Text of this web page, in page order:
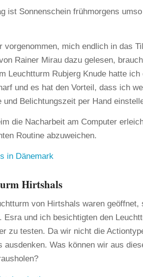
ist Sonnenschein frühmorgens
vorgenommen, mich endlich in das
Rainer Mirau dazu gelesen,
Leuchtturm Rubjerg Knude hatte
und es hat den Vorteil, dass ich
Belichtungszeit per Hand
die Nacharbeit am Computer
Routine abzuweichen.
in Dänemark
Hirtshals
von Hirtshals waren
Esra und ich besichtigten den
zu testen. Da wir nicht die
ausdenken. Was können wir aus